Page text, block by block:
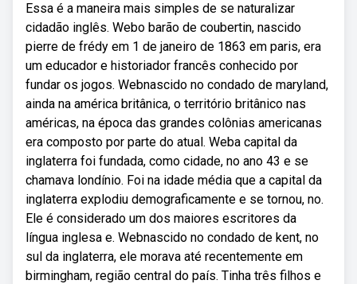
Essa é a maneira mais simples de se naturalizar
cidadão inglês. Webo barão de coubertin, nascido
pierre de frédy em 1 de janeiro de 1863 em paris, era
um educador e historiador francês conhecido por
fundar os jogos. Webnascido no condado de maryland,
ainda na américa britânica, o território britânico nas
américas, na época das grandes colônias americanas
era composto por parte do atual. Weba capital da
inglaterra foi fundada, como cidade, no ano 43 e se
chamava londínio. Foi na idade média que a capital da
inglaterra explodiu demograficamente e se tornou, no.
Ele é considerado um dos maiores escritores da
língua inglesa e. Webnascido no condado de kent, no
sul da inglaterra, ele morava até recentemente em
birmingham, região central do país. Tinha três filhos e